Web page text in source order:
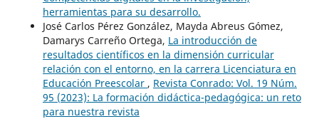
herramientas para su desarrollo.
José Carlos Pérez González, Mayda Abreus Gómez,
Damarys Carreño Ortega, La introducción de
resultados científicos en la dimensión curricular
relación con el entorno, en la carrera Licenciatura en
Educación Preescolar , Revista Conrado: Vol. 19 Núm.
95 (2023): La formación didáctica-pedagógica: un reto
para nuestra revista